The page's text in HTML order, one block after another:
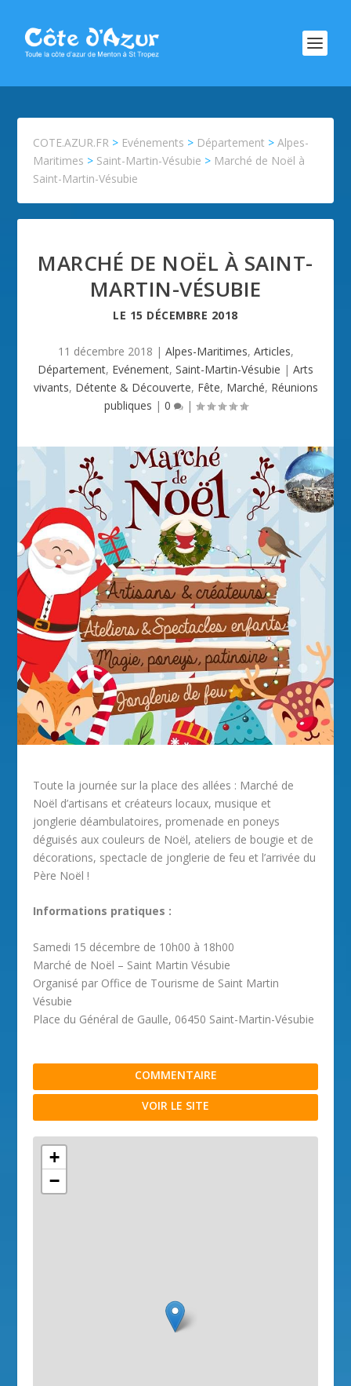
COTE.AZUR.FR > Evénements > Département >Alpes-
Maritimes > Saint-Martin-Vésubie > Marché de Noël à
Saint-Martin-Vésubie
MARCHÉ DE NOËL À SAINT-
MARTIN-VÉSUBIE
LE 15 DÉCEMBRE 2018
11 décembre 2018 | Alpes-Maritimes, Articles,
Département, Evénement, Saint-Martin-Vésubie | Arts
vivants, Détente & Découverte, Fête, Marché, Réunions
publiques | 0 |
Toute la journée sur la place des allées : Marché de
Noël d’artisans et créateurs locaux, musique et
jonglerie déambulatoires, promenade en poneys
déguisés aux couleurs de Noël, ateliers de bougie et de
décorations, spectacle de jonglerie de feu et l’arrivée du
Père Noël !
Informations pratiques :
Samedi 15 décembre de 10h00 à 18h00
Marché de Noël – Saint Martin Vésubie
Organisé par Office de Tourisme de Saint Martin
Vésubie
Place du Général de Gaulle, 06450 Saint-Martin-Vésubie
COMMENTAIRE
VOIR LE SITE
+
−